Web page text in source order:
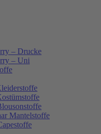
– Drucke
– Uni
Mantelstoffe